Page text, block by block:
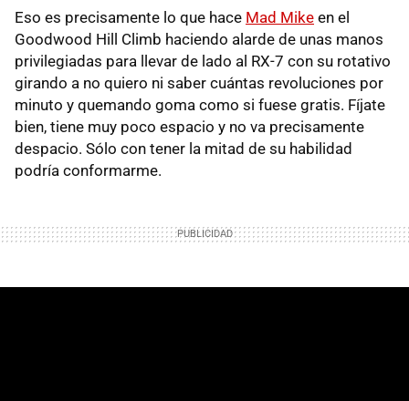
Eso es precisamente lo que hace Mad Mike en el
Goodwood Hill Climb haciendo alarde de unas manos
privilegiadas para llevar de lado al RX-7 con su rotativo
girando a no quiero ni saber cuántas revoluciones por
minuto y quemando goma como si fuese gratis. Fíjate
bien, tiene muy poco espacio y no va precisamente
despacio. Sólo con tener la mitad de su habilidad
podría conformarme.